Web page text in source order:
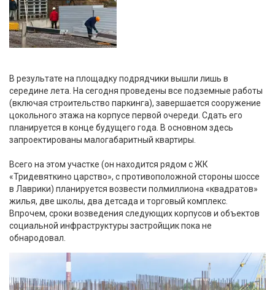
В результате на площадку подрядчики вышли лишь в
середине лета. На сегодня проведены все подземные работы
(включая строительство паркинга), завершается сооружение
цокольного этажа на корпусе первой очереди. Сдать его
планируется в конце будущего года. В основном здесь
запроектированы малогабаритный квартиры.
Всего на этом участке (он находится рядом с ЖК
«Тридевяткино царство», с противоположной стороны шоссе
в Лаврики) планируется возвести полмиллиона «квадратов»
жилья, две школы, два детсада и торговый комплекс.
Впрочем, сроки возведения следующих корпусов и объектов
социальной инфраструктуры застройщик пока не
обнародовал.